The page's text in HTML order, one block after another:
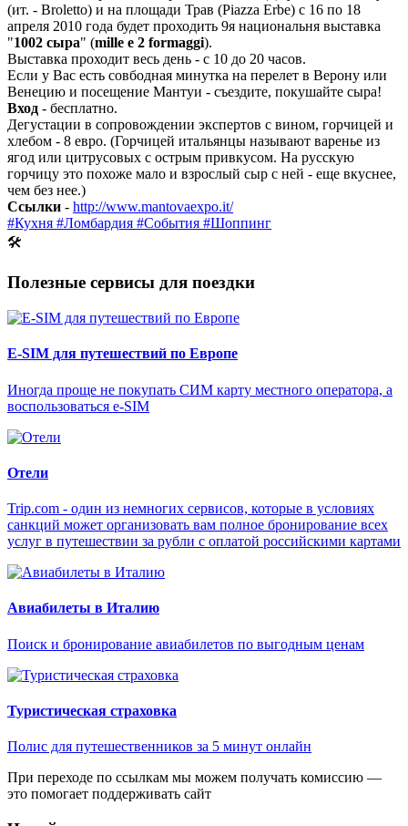
(ит. - Broletto) и на площади Трав (Piazza Erbe) с 16 по 18
апреля 2010 года будет проходить 9я национальня выставка
"1002 сыра" (mille e 2 formaggi).
Выставка проходит весь день - с 10 до 20 часов.
Если у Вас есть совбодная минутка на перелет в Верону или
Венецию и посещение Мантуи - съездите, покушайте сыра!
Вход - бесплатно.
Дегустации в сопровождении экспертов с вином, горчицей и
хлебом - 8 евро. (Горчицей итальянцы называют варенье из
ягод или цитрусовых с острым привкусом. На русскую
горчицу это похоже мало и взрослый сыр с ней - еще вкуснее,
чем без нее.)
Ссылки - http://www.mantovaexpo.it/
#Кухня #Ломбардия #События #Шоппинг
🛠
Полезные сервисы для поездки
E-SIM для путешествий по Европе
Иногда проще не покупать СИМ карту местного оператора, а
воспользоваться e-SIM
Отели
Trip.com - один из немногих сервисов, которые в условиях
санкций может организовать вам полное бронирование всех
услуг в путешествии за рубли с оплатой российскими картами
Авиабилеты в Италию
Поиск и бронирование авиабилетов по выгодным ценам
Туристическая страховка
Полис для путешественников за 5 минут онлайн
При переходе по ссылкам мы можем получать комиссию —
это помогает поддерживать сайт